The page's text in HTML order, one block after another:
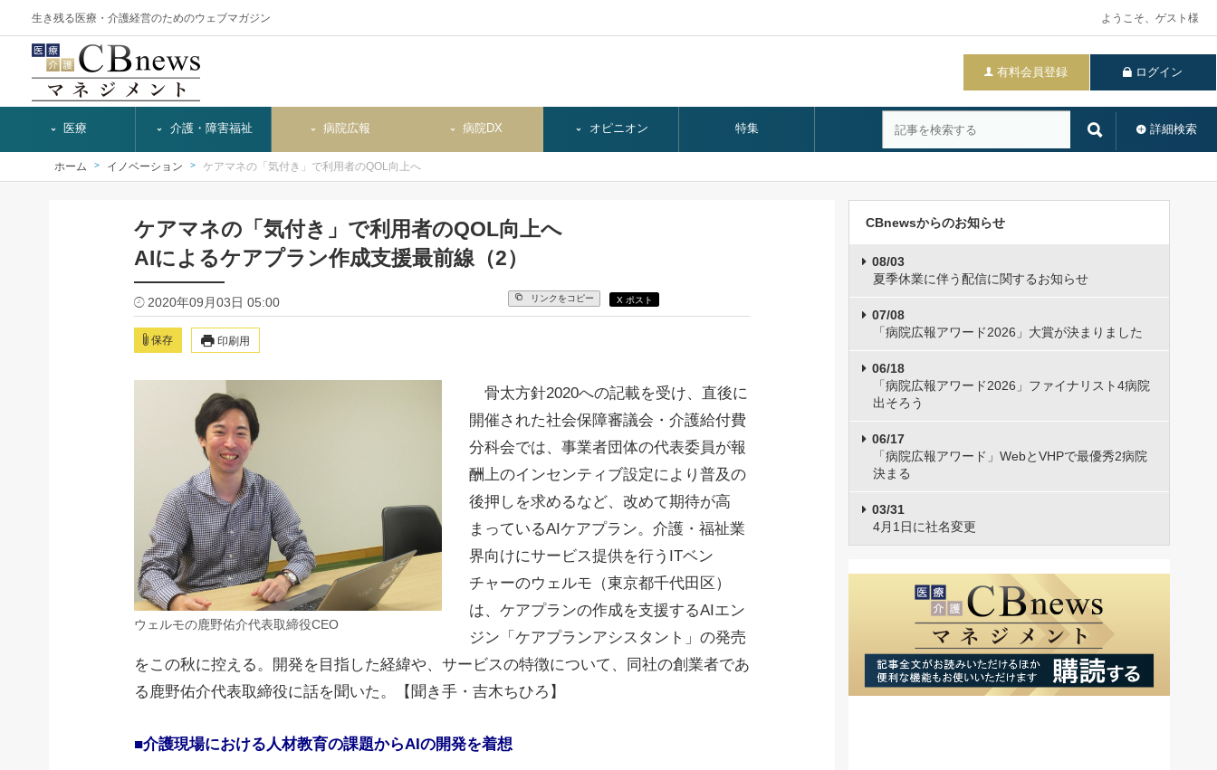
生き残る医療・介護経営のためのウェブマガジン ようこそ、ゲスト様
有料会員登録 ログイン
詳細検索
医療 介護・障害福祉 病院広報 病院DX オピニオン 特集
ホーム イノベーション ケアマネの「気付き」で利用者のQOL向上へ
ケアマネの「気付き」で利用者のQOL向上へ
AIによるケアプラン作成支援最前線（2）
2020年09月03日 05:00 リンクをコピー X ポスト
保存 印刷用
ウェルモの鹿野佑介代表取締役CEO
骨太方針2020への記載を受け、直後に
開催された社会保障審議会・介護給付費
分科会では、事業者団体の代表委員が報
酬上のインセンティブ設定により普及の
後押しを求めるなど、改めて期待が高
まっているAIケアプラン。介護・福祉業
界向けにサービス提供を行うITベン
チャーのウェルモ（東京都千代田区）
は、ケアプランの作成を支援するAIエン
ジン「ケアプランアシスタント」の発売
をこの秋に控える。開発を目指した経緯や、サービスの特徴について、同社の創業者であ
る鹿野佑介代表取締役に話を聞いた。【聞き手・吉木ちひろ】
■介護現場における人材教育の課題からAIの開発を着想
CBnewsからのお知らせ
08/03
夏季休業に伴う配信に関するお知らせ
07/08
「病院広報アワード2026」大賞が決まりました
06/18
「病院広報アワード2026」ファイナリスト4病院
出そろう
06/17
「病院広報アワード」WebとVHPで最優秀2病院
決まる
03/31
4月1日に社名変更